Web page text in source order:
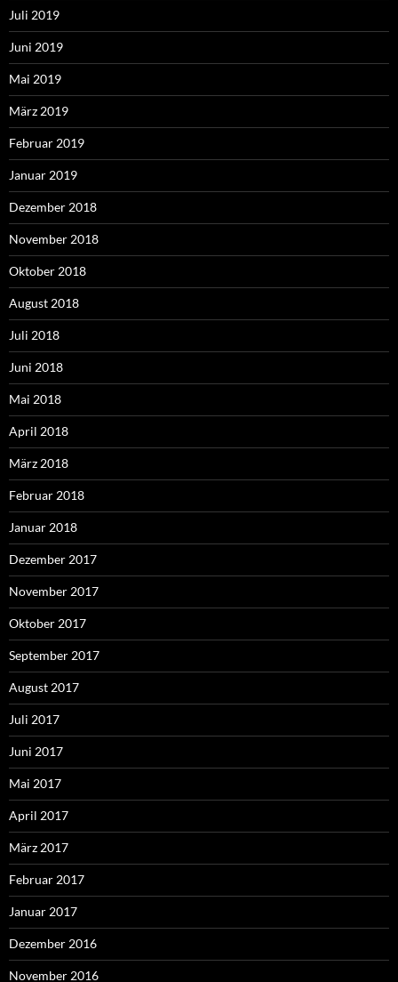
Juli 2019
Juni 2019
Mai 2019
März 2019
Februar 2019
Januar 2019
Dezember 2018
November 2018
Oktober 2018
August 2018
Juli 2018
Juni 2018
Mai 2018
April 2018
März 2018
Februar 2018
Januar 2018
Dezember 2017
November 2017
Oktober 2017
September 2017
August 2017
Juli 2017
Juni 2017
Mai 2017
April 2017
März 2017
Februar 2017
Januar 2017
Dezember 2016
November 2016